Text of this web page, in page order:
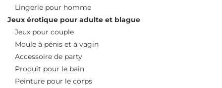
Lingerie pour homme
Jeux érotique pour adulte et blague
Jeux pour couple
Moule à pénis et à vagin
Accessoire de party
Produit pour le bain
Peinture pour le corps